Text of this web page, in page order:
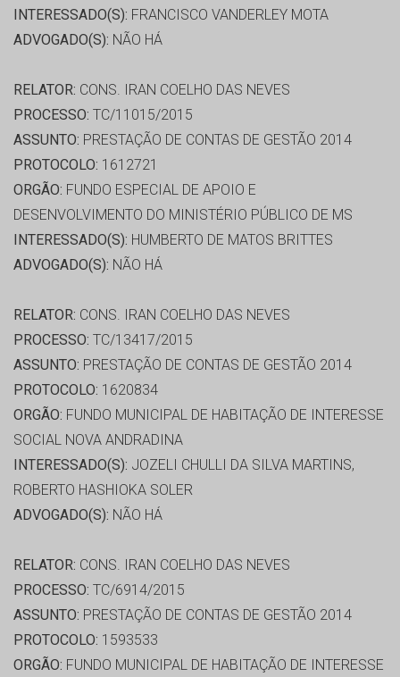
INTERESSADO(S): FRANCISCO VANDERLEY MOTA
ADVOGADO(S): NÃO HÁ
RELATOR: CONS. IRAN COELHO DAS NEVES
PROCESSO: TC/11015/2015
ASSUNTO: PRESTAÇÃO DE CONTAS DE GESTÃO 2014
PROTOCOLO: 1612721
ORGÃO: FUNDO ESPECIAL DE APOIO E
DESENVOLVIMENTO DO MINISTÉRIO PÚBLICO DE MS
INTERESSADO(S): HUMBERTO DE MATOS BRITTES
ADVOGADO(S): NÃO HÁ
RELATOR: CONS. IRAN COELHO DAS NEVES
PROCESSO: TC/13417/2015
ASSUNTO: PRESTAÇÃO DE CONTAS DE GESTÃO 2014
PROTOCOLO: 1620834
ORGÃO: FUNDO MUNICIPAL DE HABITAÇÃO DE INTERESSE
SOCIAL NOVA ANDRADINA
INTERESSADO(S): JOZELI CHULLI DA SILVA MARTINS,
ROBERTO HASHIOKA SOLER
ADVOGADO(S): NÃO HÁ
RELATOR: CONS. IRAN COELHO DAS NEVES
PROCESSO: TC/6914/2015
ASSUNTO: PRESTAÇÃO DE CONTAS DE GESTÃO 2014
PROTOCOLO: 1593533
ORGÃO: FUNDO MUNICIPAL DE HABITAÇÃO DE INTERESSE